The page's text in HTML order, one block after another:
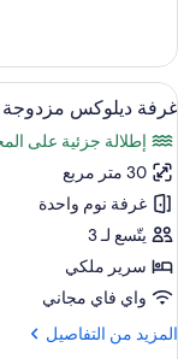
غرفة
ديلوكس
بسريرين
منفصلين
-
بمنظر
جزئي
للمحيط
استعراض
جميع
صور
غرفة
ديلوكس
مزدوجة
-
سرير
ملكي
-
5
غرفة ديلوكس
إطلالة جزئية على
30 متر مربع
غرفة نوم واحدة
يتّسع لـ 3
سرير ملكي
واي فاي مجاني
المزيد من التفاصيل
المزيد